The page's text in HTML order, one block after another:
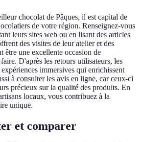
chocolat de Pâques, il est capital de
de votre région. Renseignez-vous
leurs sites web ou en lisant des articles
des visites de leur atelier et des
être une excellente occasion de
D'après les retours utilisateurs, les
immersives qui enrichissent
à consulter les avis en ligne, car ceux-ci
précieux sur la qualité des produits. En
locaux, vous contribuez à la
unique.
et comparer